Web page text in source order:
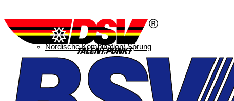
Nordische Kombination/ Sprung